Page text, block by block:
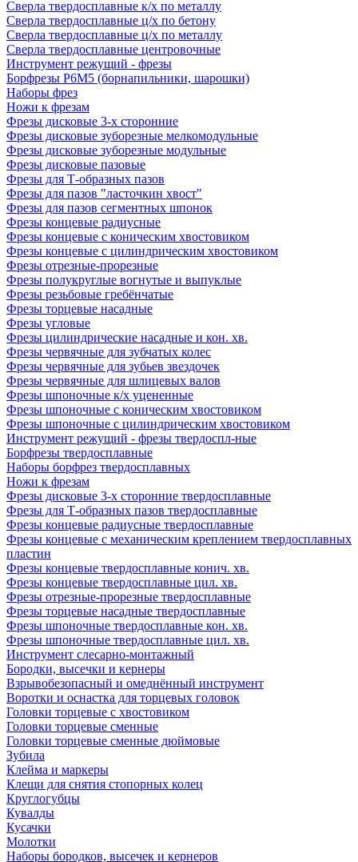
Сверла твердосплавные к/х по металлу
Сверла твердосплавные ц/х по бетону
Сверла твердосплавные ц/х по металлу
Сверла твердосплавные центровочные
Инструмент режущий - фрезы
Борфрезы Р6М5 (борнапильники, шарошки)
Наборы фрез
Ножи к фрезам
Фрезы дисковые 3-х сторонние
Фрезы дисковые зуборезные мелкомодульные
Фрезы дисковые зуборезные модульные
Фрезы дисковые пазовые
Фрезы для Т-образных пазов
Фрезы для пазов "ласточкин хвост"
Фрезы для пазов сегментных шпонок
Фрезы концевые радиусные
Фрезы концевые с коническим хвостовиком
Фрезы концевые с цилиндрическим хвостовиком
Фрезы отрезные-прорезные
Фрезы полукруглые вогнутые и выпуклые
Фрезы резьбовые гребёнчатые
Фрезы торцевые насадные
Фрезы угловые
Фрезы цилиндрические насадные и кон. хв.
Фрезы червячные для зубчатых колес
Фрезы червячные для зубьев звездочек
Фрезы червячные для шлицевых валов
Фрезы шпоночные к/х уцененные
Фрезы шпоночные с коническим хвостовиком
Фрезы шпоночные с цилиндрическим хвостовиком
Инструмент режущий - фрезы твердоспл-ные
Борфрезы твердосплавные
Наборы борфрез твердосплавных
Ножи к фрезам
Фрезы дисковые 3-х сторонние твердосплавные
Фрезы для Т-образных пазов твердосплавные
Фрезы концевые радиусные твердосплавные
Фрезы концевые с механическим креплением твердосплавных
пластин
Фрезы концевые твердосплавные конич. хв.
Фрезы концевые твердосплавные цил. хв.
Фрезы отрезные-прорезные твердосплавные
Фрезы торцевые насадные твердосплавные
Фрезы шпоночные твердосплавные кон. хв.
Фрезы шпоночные твердосплавные цил. хв.
Инструмент слесарно-монтажный
Бородки, высечки и кернеры
Взрывобезопасный и омеднённый инструмент
Воротки и оснаcтка для торцевых головок
Головки торцевые с хвостовиком
Головки торцевые сменные
Головки торцевые сменные дюймовые
Зубила
Клейма и маркеры
Клещи для снятия стопорных колец
Круглогубцы
Кувалды
Кусачки
Молотки
Наборы бородков, высечек и кернеров